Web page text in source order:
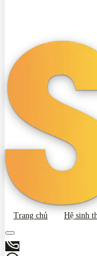
Trang chủ Hệ sinh